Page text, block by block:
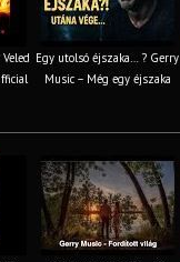
Egy utolsó éjszaka… ? Gerry
Music – Még egy éjszaka